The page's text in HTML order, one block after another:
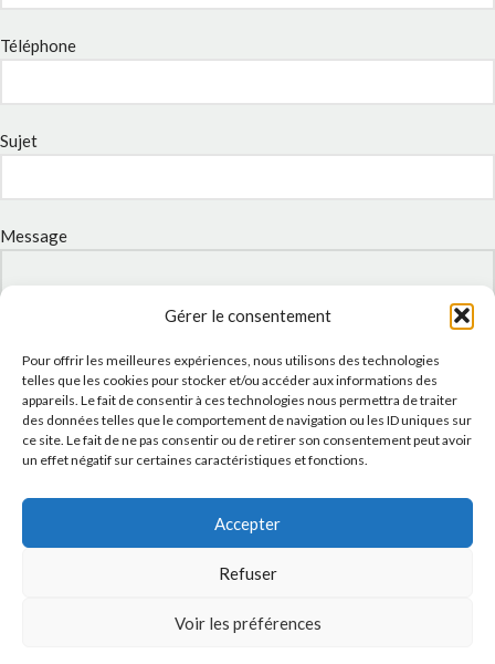
Gérer le consentement
Pour offrir les meilleures expériences, nous utilisons des technologies
telles que les cookies pour stocker et/ou accéder aux informations des
appareils. Le fait de consentir à ces technologies nous permettra de traiter
des données telles que le comportement de navigation ou les ID uniques sur
ce site. Le fait de ne pas consentir ou de retirer son consentement peut avoir
un effet négatif sur certaines caractéristiques et fonctions.
Accepter
Refuser
Voir les préférences
Téléphone
Sujet
Message
J'accepte laPolitique de confidentialitéde ce site.